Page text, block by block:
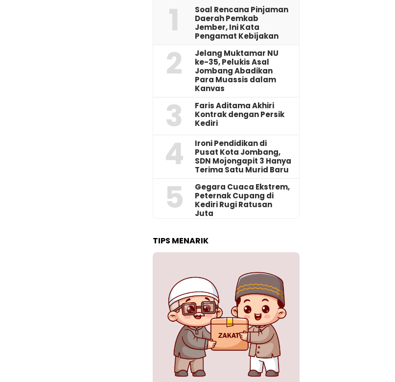
1
‎Soal Rencana Pinjaman
Daerah Pemkab
Jember, Ini Kata
Pengamat Kebijakan ‎
2
Jelang Muktamar NU
ke-35, Pelukis Asal
Jombang Abadikan
Para Muassis dalam
Kanvas
3
Faris Aditama Akhiri
Kontrak dengan Persik
Kediri
4
Ironi Pendidikan di
Pusat Kota Jombang,
SDN Mojongapit 3 Hanya
Terima Satu Murid Baru
5
‎Gegara Cuaca Ekstrem,
Peternak Cupang di
Kediri Rugi Ratusan
Juta
TIPS MENARIK